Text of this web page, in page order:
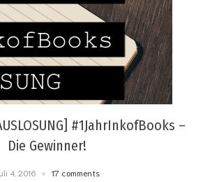
#1JahrInkofBooks –
Die Gewinner!
4, 2016 17 comments